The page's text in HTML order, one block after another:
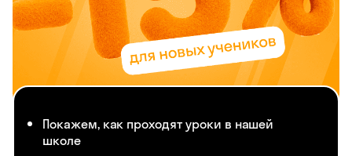
Покажем, как проходят уроки в нашей
школе